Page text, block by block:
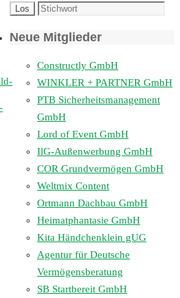
Neue Mitglieder
Constructly GmbH
WINKLER + PARTNER GmbH
PTB Sicherheitsmanagement
GmbH
Lord of Event GmbH
IlG-Außenwerbung GmbH
COR Grundvermögen GmbH
Weltmix Content
Ortmann Dachbau GmbH
Heimatphantasie GmbH
Kita Händchenklein gUG
Agentur für Deutsche
Vermögensberatung
SB Startbereit GmbH